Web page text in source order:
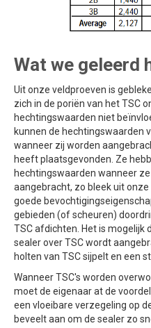
Wat we geleerd
Uit onze veldproeven is
zich in de poriën van het TSC
hechtingswaarden niet
kunnen de hechtingswaarden
wanneer zij worden
heeft plaatsgevonden. Ze
hechtingswaarden wanneer
aangebracht, zo bleek uit
goede
gebieden (of scheuren)
TSC afdichten. Het is mogelijk
sealer over TSC wordt
holten van TSC sijpelt en een
Wanneer TSC's worden
moet de eigenaar at de
een vloeibare verzegeling op
beveelt aan om de sealer zo